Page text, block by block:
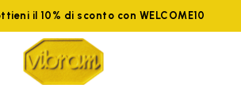
il 10% di sconto con WELCOME10